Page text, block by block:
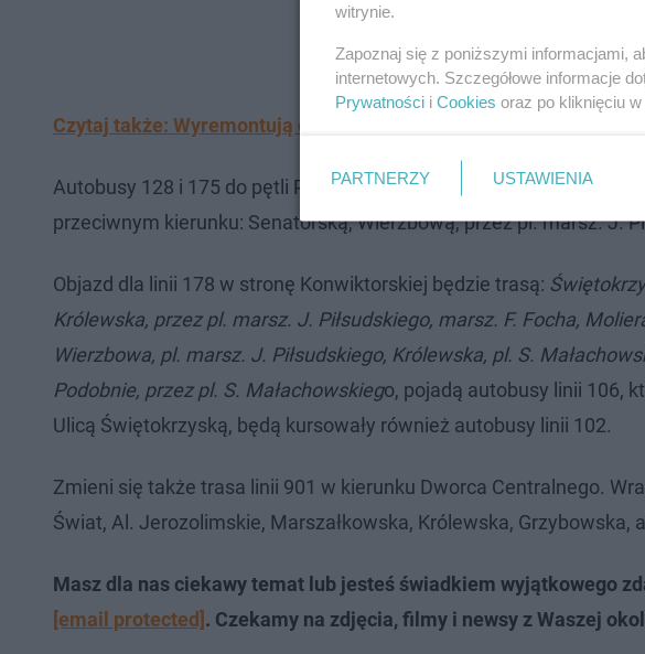
Czytaj także: Wyremontują dom Kapuścińskiego w Warszawie!
Autobusy 128 i 175 do pętli Pl. Piłsudskiego od ronda R.
przeciwnym kierunku: Senatorską, Wierzbową, przez pl. marsz. J.
Objazd dla linii 178 w stronę Konwiktorskiej będzie trasą:
Królewska, przez pl. marsz. J. Piłsudskiego, marsz. F. Focha,
Wierzbowa, pl. marsz. J. Piłsudskiego, Królewska, pl. S.
Podobnie, przez pl. S. Małachowskiego, pojadą autobusy linii 106,
Ulicą Świętokrzyską, będą kursowały również autobusy linii 102.
Zmieni się także trasa linii 901 w kierunku Dworca Centralnego.
Świat, Al. Jerozolimskie, Marszałkowska, Królewska, Grzybowska,
Masz dla nas ciekawy temat lub jesteś świadkiem wyjątkowego
[email protected] . Czekamy na zdjęcia, filmy i newsy z Waszej
witrynie.
Zapoznaj się z poniższymi informacjami,
internetowych. Szczegółowe informacje
Prywatności i Cookies oraz po kliknięciu w
PARTNERZY USTAWIENIA